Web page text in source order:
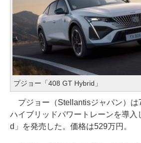
プジョー「408 GT Hybrid」
プジョー（Stellantisジャパン）は
ハイブリッドパワートレーンを導入
d」を発売した。価格は529万円。